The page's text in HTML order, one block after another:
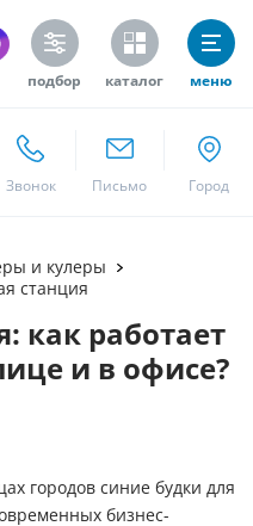
подбор каталог меню
Да
и кулеры
станция
как работает
и в офисе?
городов синие будки для
бизнес-